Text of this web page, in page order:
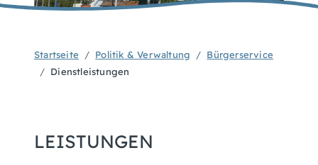
Startseite Politik & Verwaltung
Bürgerservice
Dienstleistungen
LEISTUNGEN